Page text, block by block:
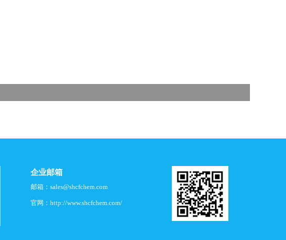
企业邮箱
邮箱： sales@shcfchem.com
官网： http://www.shcfchem.com/